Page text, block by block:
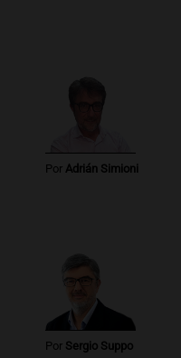
Por Adrián Simioni
Por Sergio Suppo